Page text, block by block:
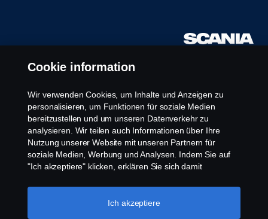
Cookie information
Wir verwenden Cookies, um Inhalte und Anzeigen zu
personalisieren, um Funktionen für soziale Medien
bereitzustellen und um unseren Datenverkehr zu
analysieren. Wir teilen auch Informationen über Ihre
Nutzung unserer Website mit unseren Partnern für
soziale Medien, Werbung und Analysen. Indem Sie auf
"Ich akzeptiere" klicken, erklären Sie sich damit
Informationen weitergegeben werden. Sie können Ihre
Cookies auch verwalten, indem Sie auf die "Cookie-
Ich akzeptiere